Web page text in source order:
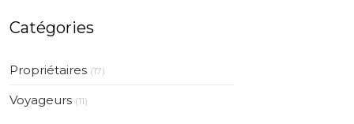
Catégories
Propriétaires (17)
Voyageurs (11)